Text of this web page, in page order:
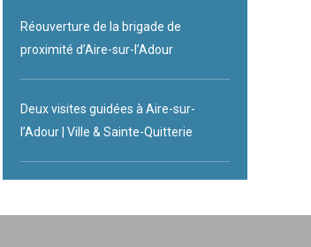
Réouverture de la brigade de
proximité d’Aire-sur-l’Adour
Deux visites guidées à Aire-sur-
l’Adour | Ville & Sainte-Quitterie